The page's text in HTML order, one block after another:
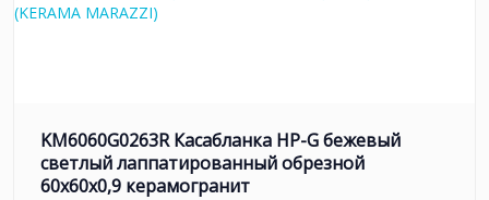
KM6060G0263R Касабланка HP-G бежевый
светлый лаппатированный обрезной
60x60x0,9 керамогранит